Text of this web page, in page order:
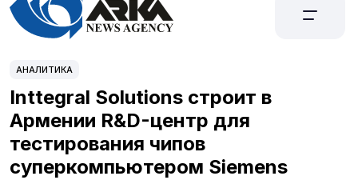
АНАЛИТИКА
Inttegral Solutions строит в
Армении R&D-центр для
тестирования чипов
суперкомпьютером Siemens